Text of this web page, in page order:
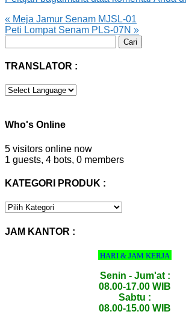
« Meja Jamur Senam MJSL-01
Peti Lompat Senam PLS-07N »
untuk:
TRANSLATOR :
Who's Online
5 visitors online now
1 guests, 4 bots, 0 members
KATEGORI PRODUK :
KATEGORI
JAM KANTOR :
HARI & JAM KERJA
Senin - Jum'at :
08.00-17.00 WIB
Sabtu :
08.00-15.00 WIB